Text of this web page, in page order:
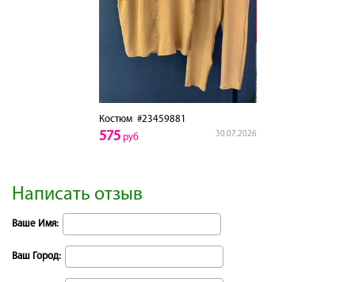
Костюм#23459881
30.07.2026
575руб
Написать отзыв
Ваше Имя:
Ваш Город: